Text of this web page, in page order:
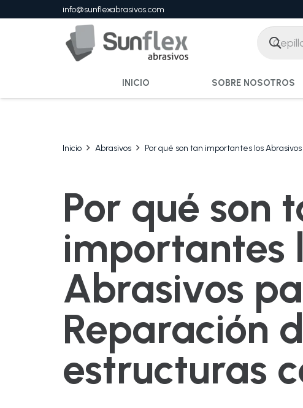
info@sunflexabrasivos.com
INICIO SOBRE NOSOTROS
Inicio Abrasivos Por qué son tan importantes los
Por qué son
importantes
Abrasivos
Reparación
estructuras